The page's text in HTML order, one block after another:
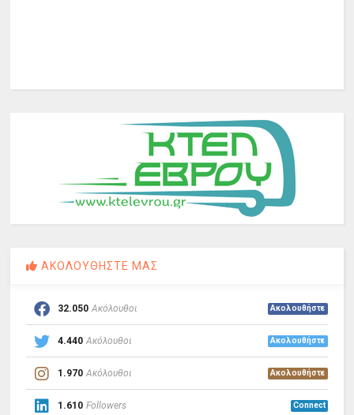
ΑΚΟΛΟΥΘΗΣΤΕ ΜΑΣ
32.050 Ακόλουθοι Ακολουθήστε
4.440 Ακόλουθοι Ακολουθήστε
1.970 Ακόλουθοι Ακολουθήστε
1.610 Followers Connect